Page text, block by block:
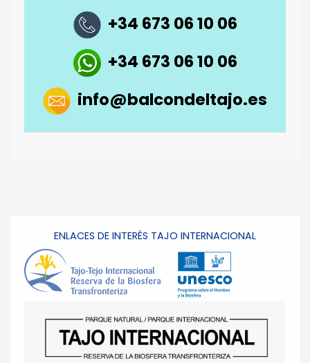
+34 673 06 10 06
+34 673 06 10 06
info@balcondeltajo.es
ENLACES DE INTERÉS TAJO INTERNACIONAL